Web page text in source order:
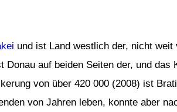
und ist Land westlich der, nicht weit
Donau auf beiden Seiten der, und das
von über 420 000 (2008) ist
von Jahren leben, konnte aber